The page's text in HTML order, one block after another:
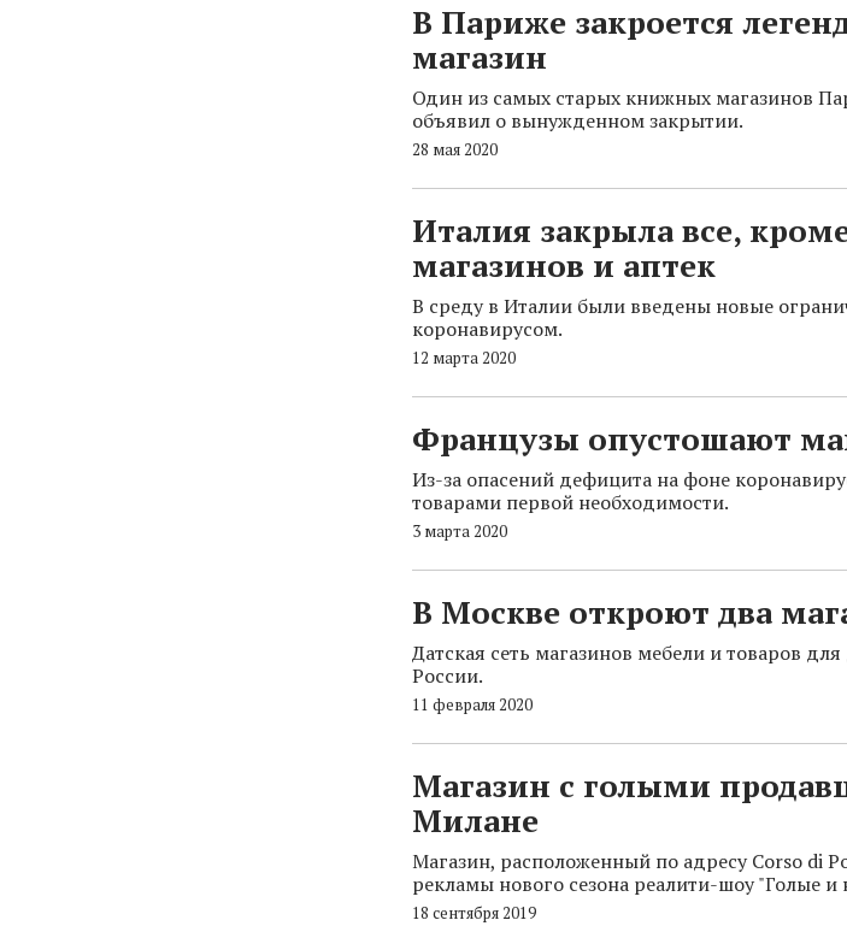
В Париже закроется
магазин
Один из самых старых книжных магазинов
объявил о вынужденном закрытии.
28 мая 2020
Италия закрыла все,
магазинов и аптек
В среду в Италии были введены новые
коронавирусом.
12 марта 2020
Французы опустошают
Из-за опасений дефицита на фоне
товарами первой необходимости.
3 марта 2020
В Москве откроют два
Датская сеть магазинов мебели и товаров
России.
11 февраля 2020
Магазин с голыми
Милане
Магазин, расположенный по адресу Corso di
рекламы нового сезона реалити-шоу "Голые и
18 сентября 2019